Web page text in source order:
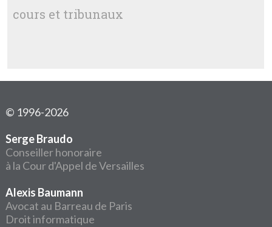
cours et tribunaux
© 1996-2026
Serge Braudo
Conseiller honoraire
à la Cour d'Appel de Versailles
Alexis Baumann
Avocat au Barreau de Paris
Droit informatique